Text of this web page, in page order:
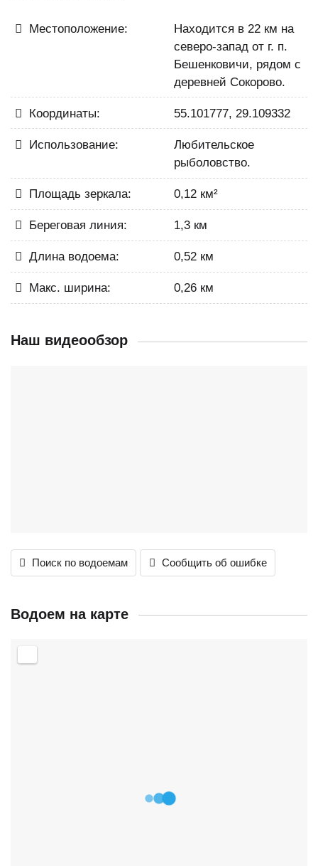
Местоположение:
Находится в 22 км на
северо-запад от г. п.
Бешенковичи, рядом с
деревней Сокорово.
Координаты: 55.101777, 29.109332
Использование:
Любительское
рыболовство.
Площадь зеркала: 0,12 км²
Береговая линия: 1,3 км
Длина водоема: 0,52 км
Макс. ширина: 0,26 км
Наш видеообзор
Поиск по водоемам Сообщить об ошибке
Водоем на карте